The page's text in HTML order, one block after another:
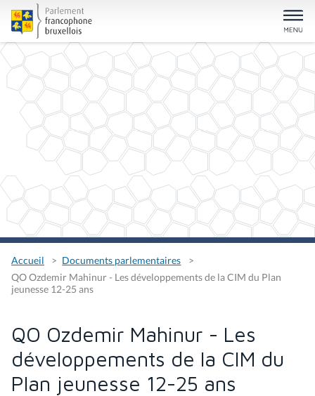
Accueil
Documents parlementaires
QO Ozdemir Mahinur - Les développements de la CIM du Plan
jeunesse 12-25 ans
QO Ozdemir Mahinur - Les
développements de la CIM du
Plan jeunesse 12-25 ans